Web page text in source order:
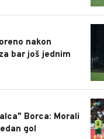
nakon
bar još jednim
Borca: Morali
gol